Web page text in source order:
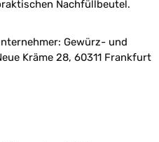
Nachfüllbeutel.
Gewürz- und
Kräme 28, 60311 Frankfurt